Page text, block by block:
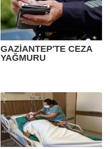
GAZİANTEP'TE CEZA
YAĞMURU